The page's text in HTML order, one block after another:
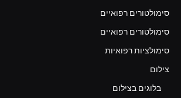
סימולטורים רפואיים
סימולטורים רפואיים
סימולציות רפואיות
צילום
בלוגים בצילום